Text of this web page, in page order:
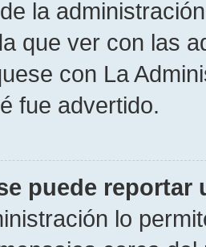
la
que ver con las
con La
fue advertido.
puede reportar
lo